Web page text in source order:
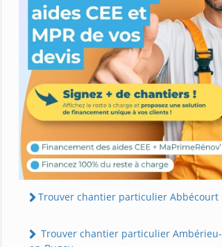
Trouver chantier particulier Abbécourt
Trouver chantier particulier Ambérieu-